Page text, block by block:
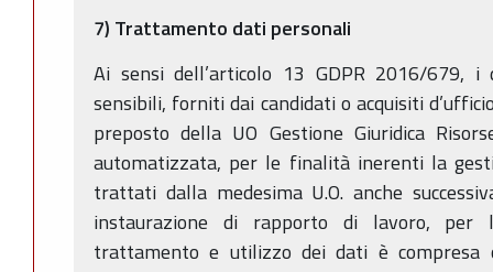
7) Trattamento dati personali
Ai sensi dell’articolo 13 GDPR 2016/679,
sensibili, forniti dai candidati o acquisiti
preposto della UO Gestione Giuridica
automatizzata, per le finalità inerenti la
trattati dalla medesima U.O. anche
instaurazione di rapporto di lavoro, per
trattamento e utilizzo dei dati è compresa